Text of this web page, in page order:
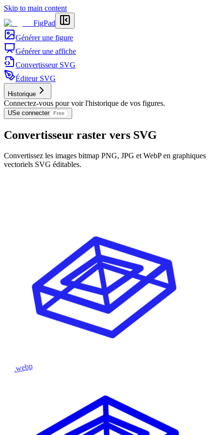
Skip to main content
FigPad
Générer une figure
Générer une affiche
Convertisseur SVG
Éditeur SVG
Historique
Connectez-vous pour voir l'historique de vos figures.
USe connecter Free
Convertisseur raster vers SVG
Convertissez les images bitmap PNG, JPG et WebP en graphiques
vectoriels SVG éditables.
.webp